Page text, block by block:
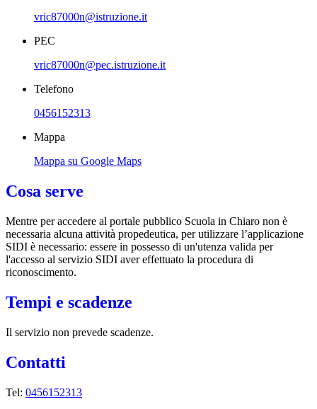
vric87000n@istruzione.it
PEC
vric87000n@pec.istruzione.it
Telefono
0456152313
Mappa
Mappa su Google Maps
Cosa serve
Mentre per accedere al portale pubblico Scuola in Chiaro non è
necessaria alcuna attività propedeutica, per utilizzare l’applicazione
SIDI è necessario: essere in possesso di un'utenza valida per
l'accesso al servizio SIDI aver effettuato la procedura di
riconoscimento.
Tempi e scadenze
Il servizio non prevede scadenze.
Contatti
Tel: 0456152313